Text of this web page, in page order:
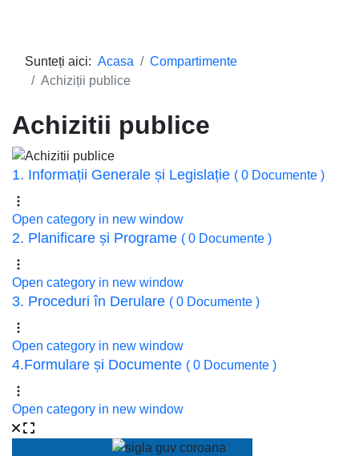
Sunteți aici: Acasa
Compartimente
Achiziții publice
Achizitii publice
1. Informații Generale și Legislație ( 0 Documente )
Open category in new window
2. Planificare și Programe ( 0 Documente )
Open category in new window
3. Proceduri în Derulare ( 0 Documente )
Open category in new window
4.Formulare și Documente ( 0 Documente )
Open category in new window